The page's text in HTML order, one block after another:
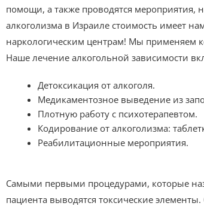
помощи, а также проводятся мероприятия,
алкоголизма в Израиле стоимость имеет
наркологическим центрам! Мы применяем
Наше лечение алкогольной зависимости
Детоксикация от алкоголя.
Медикаментозное выведение из
Плотную работу с психотерапевтом.
Кодирование от алкоголизма:
Реабилитационные мероприятия.
Самыми первыми процедурами, которые
пациента выводятся токсические